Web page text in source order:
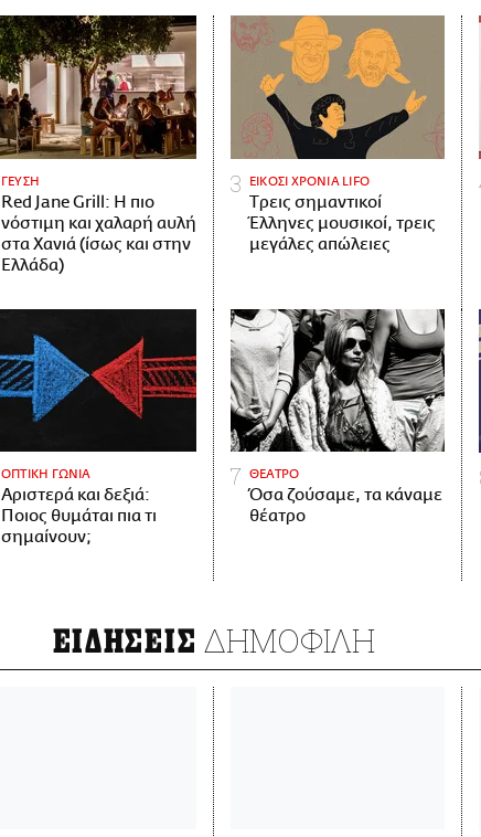
ΓΕΥΣΗ
Red Jane Grill: Η πιο
νόστιμη και χαλαρή αυλή
στα Χανιά (ίσως και στην
Ελλάδα)
ΕΙΚΟΣΙ ΧΡΟΝΙΑ LIFO
Tρεις σημαντικοί
Έλληνες μουσικοί, τρεις
μεγάλες απώλειες
ΟΠΤΙΚΗ ΓΩΝΙΑ
Αριστερά και δεξιά:
Ποιος θυμάται πια τι
σημαίνουν;
ΘΕΑΤΡΟ
Όσα ζούσαμε, τα κάναμε
θέατρο
ΕΙΔΗΣΕΙΣ ΔΗΜΟΦΙΛΗ